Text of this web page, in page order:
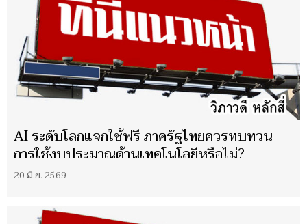
AI ระดับโลกแจกใช้ฟรี ภาครัฐไทยควรทบทวน
การใช้งบประมาณด้านเทคโนโลยีหรือไม่?
20 มิ.ย. 2569